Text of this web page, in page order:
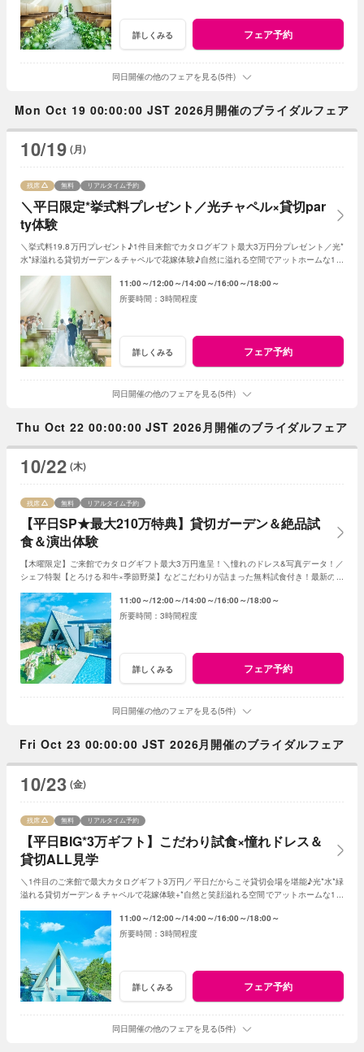
詳しくみる フェア予約
同日開催の他のフェアを見る(5件)
Mon Oct 19 00:00:00 JST 2026月開催のブライダルフェア
10/19 (月)
＼平日限定*挙式料プレゼント／光チャペル×貸切par
ty体験
残席 無料 リアルタイム予約
＼挙式料19.8万円プレゼント♪1件目来館でカタログギフト最大3万円分プレゼント／光*
水*緑溢れる貸切ガーデン＆チャペルで花嫁体験♪自然に溢れる空間でアットホームな1日
11:00～ 12:00～ 14:00～ 16:00～ 18:00～
3時間程度
詳しくみる フェア予約
同日開催の他のフェアを見る(5件)
Thu Oct 22 00:00:00 JST 2026月開催のブライダルフェア
10/22 (木)
【平日SP★最大210万特典】貸切ガーデン＆絶品試
食＆演出体験
残席 無料 リアルタイム予約
【木曜限定】ご来館でカタログギフト最大3万円進呈！＼憧れのドレス&写真データ！／
シェフ特製【とろける和牛×季節野菜】などこだわりが詰まった無料試食付き！最新のマ
11:00～ 12:00～ 14:00～ 16:00～ 18:00～
3時間程度
詳しくみる フェア予約
同日開催の他のフェアを見る(5件)
Fri Oct 23 00:00:00 JST 2026月開催のブライダルフェア
10/23 (金)
【平日BIG*3万ギフト】こだわり試食×憧れドレス＆
貸切ALL見学
残席 無料 リアルタイム予約
＼1件目のご来館で最大カタログギフト3万円／平日だからこそ貸切会場を堪能♪光*水*緑
溢れる貸切ガーデン＆チャペルで花嫁体験+*自然と笑顔溢れる空間でアットホームな1日
11:00～ 12:00～ 14:00～ 16:00～ 18:00～
3時間程度
詳しくみる フェア予約
同日開催の他のフェアを見る(5件)